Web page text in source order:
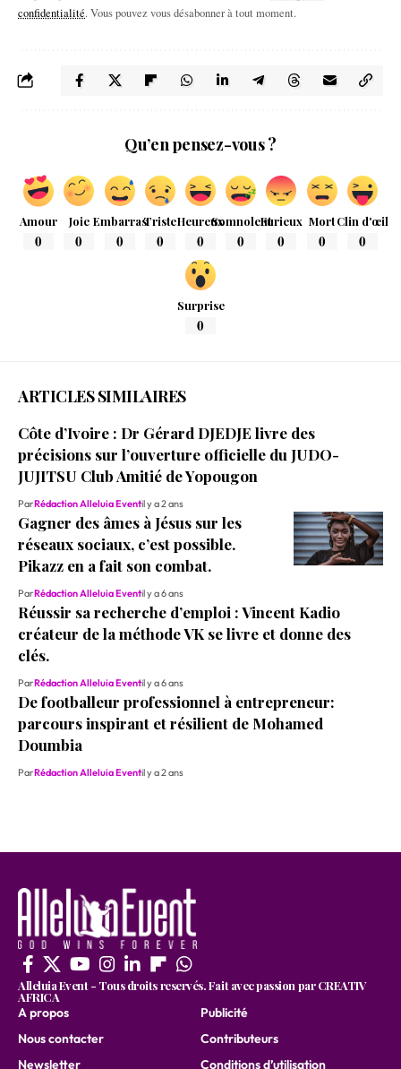
confidentialité. Vous pouvez vous désabonner à tout moment.
Qu’en pensez-vous ?
Amour
0
Joie
0
Embarras
0
Triste
0
Heureux
0
Somnolent
0
Furieux
0
Mort
0
Clin d'œil
0
Surprise
0
ARTICLES SIMILAIRES
Côte d’Ivoire : Dr Gérard DJEDJE livre des
précisions sur l’ouverture officielle du JUDO-
JUJITSU Club Amitié de Yopougon
ParRédaction Alleluia Eventil y a 2 ans
Gagner des âmes à Jésus sur les
réseaux sociaux, c’est possible.
Pikazz en a fait son combat.
ParRédaction Alleluia Eventil y a 6 ans
Réussir sa recherche d’emploi : Vincent Kadio
créateur de la méthode VK se livre et donne des
clés.
ParRédaction Alleluia Eventil y a 6 ans
De footballeur professionnel à entrepreneur:
parcours inspirant et résilient de Mohamed
Doumbia
ParRédaction Alleluia Eventil y a 2 ans
Alleluia Event - Tous droits reservés. Fait avec passion par CREATIV
AFRICA
A propos
Nous contacter
Newsletter
Publicité
Contributeurs
Conditions d’utilisation